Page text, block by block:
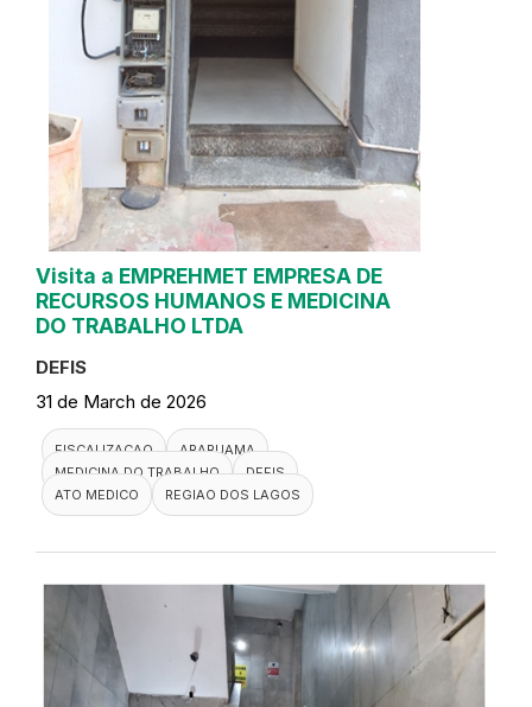
Visita a EMPREHMET EMPRESA DE
RECURSOS HUMANOS E MEDICINA
DO TRABALHO LTDA
DEFIS
31 de March de 2026
FISCALIZACAO
ARARUAMA
MEDICINA DO TRABALHO
DEFIS
ATO MEDICO
REGIAO DOS LAGOS